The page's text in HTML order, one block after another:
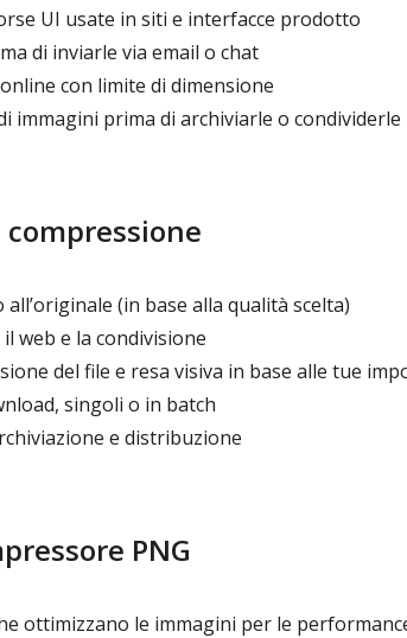
UI usate in siti e interfacce prodotto
di inviarle via email o chat
con limite di dimensione
immagini prima di archiviarle o condividerle
(in base alla qualità scelta)
web e la condivisione
del file e resa visiva in base alle tue
singoli o in batch
e distribuzione
PNG
ottimizzano le immagini per le